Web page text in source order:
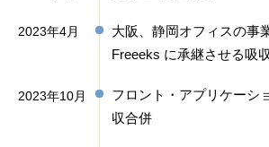
2023年4月
大阪、静岡オフィスの事
Freeeks に承継させる吸
2023年10月
フロント・アプリケーシ
収合併